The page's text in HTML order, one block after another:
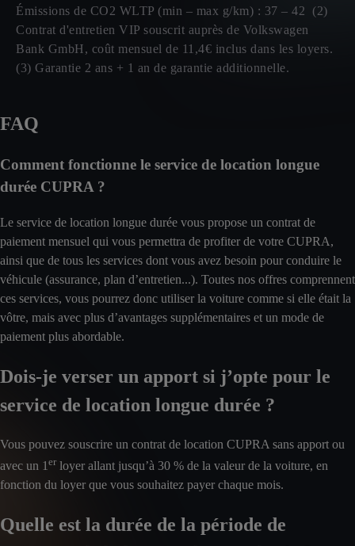
Émissions de CO2 WLTP (min – max g/km) : 37 – 42 (2)
Contrat d'entretien VIP souscrit auprès de Volkswagen
Bank GmbH, coût mensuel de 11,4€ inclus dans les loyers.
(3) Garantie 2 ans + 1 an de garantie additionnelle.
FAQ
Comment fonctionne le service de location longue
durée CUPRA ?
Le service de location longue durée vous propose un contrat de
paiement mensuel qui vous permettra de profiter de votre CUPRA,
ainsi que de tous les services dont vous avez besoin pour conduire le
véhicule (assurance, plan d’entretien...). Toutes nos offres comprennent
ces services, vous pourrez donc utiliser la voiture comme si elle était la
vôtre, mais avec plus d’avantages supplémentaires et un mode de
paiement plus abordable.
Dois-je verser un apport si j’opte pour le
service de location longue durée ?
Vous pouvez souscrire un contrat de location CUPRA sans apport ou
avec un 1 er loyer allant jusqu’à 30 % de la valeur de la voiture, en
fonction du loyer que vous souhaitez payer chaque mois.
Quelle est la durée de la période de